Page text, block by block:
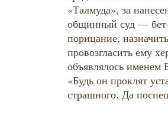
«Талмуда», за
общинный суд —
порицание,
провозгласить ему
объявлялось именем
«Будь он проклят
страшного. Да